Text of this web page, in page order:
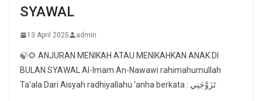
SYAWAL
13 April 2025 admin
🍃🌻 ANJURAN MENIKAH ATAU MENIKAHKAN ANAK DI
BULAN SYAWAL Al-Imam An-Nawawi rahimahumullah
Ta’ala Dari Aisyah radhiyallahu ‘anha berkata : تَزَوَّجَنِي